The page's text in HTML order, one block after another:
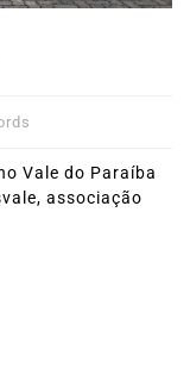
Vale do Paraíba
associação